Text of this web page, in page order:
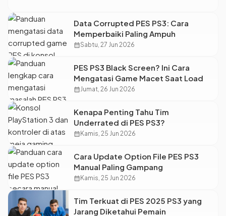
Data Corrupted PES PS3: Cara
Memperbaiki Paling Ampuh
calendar_monthSabtu, 27 Jun 2026
PES PS3 Black Screen? Ini Cara
Mengatasi Game Macet Saat Load
calendar_monthJumat, 26 Jun 2026
Kenapa Penting Tahu Tim
Underrated di PES PS3?
calendar_month Kamis, 25 Jun 2026
Cara Update Option File PES PS3
Manual Paling Gampang
calendar_month Kamis, 25 Jun 2026
Tim Terkuat di PES 2025 PS3 yang
Jarang Diketahui Pemain